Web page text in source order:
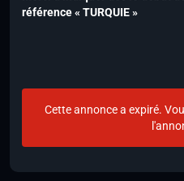
référence « TURQUIE »
Cette annonce a expiré.